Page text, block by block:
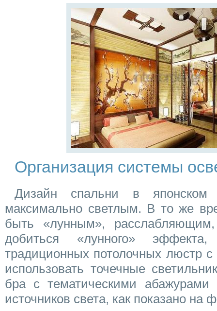
Организация системы
Дизайн спальни в
максимально светлым. В то же
быть «лунным»,
добиться «лунного»
традиционных потолочных люстр
использовать точечные
бра с тематическими абажурами
источников света, как показано на